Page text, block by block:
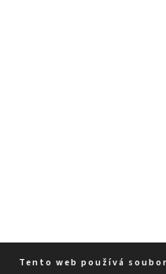
Tento web používá